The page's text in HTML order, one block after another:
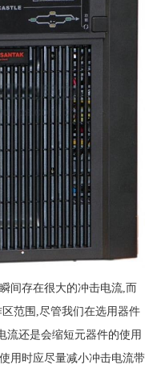
间存在很大的冲击电流,而
范围,尽管我们在选用器件
流还是会缩短元器件的使用
用时应尽量减小冲击电流带